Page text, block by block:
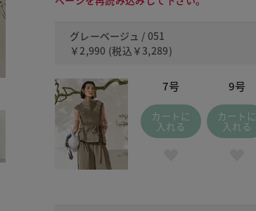
060 ダークグレー
グレーベージュ / 051
￥2,990 (税込 ￥3,289)
7号
カートに
入れる
9号
カートに
入れる